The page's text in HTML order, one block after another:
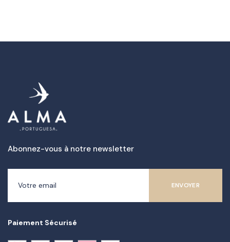
Abonnez-vous à notre newsletter
Paiement Sécurisé